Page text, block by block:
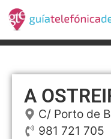
A
C/ Porto de
981 721 705